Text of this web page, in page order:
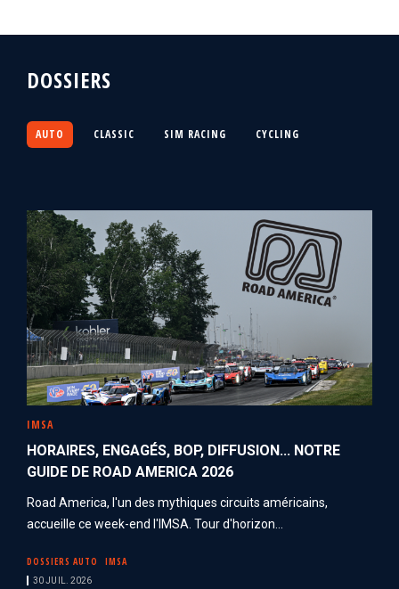
DOSSIERS
AUTO CLASSIC SIM RACING CYCLING
IMSA
HORAIRES, ENGAGÉS, BOP, DIFFUSION... NOTRE
GUIDE DE ROAD AMERICA 2026
Road America, l'un des mythiques circuits américains,
accueille ce week-end l'IMSA. Tour d'horizon...
DOSSIERS AUTO IMSA
30 JUIL. 2026